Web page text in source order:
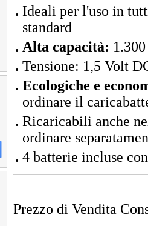
Ideali per l'uso in
standard
Alta capacità:
Tensione: 1,5 Volt
Ecologiche e
ordinare il
Ricaricabili anche
ordinare
4 batterie incluse
Prezzo di Vendita